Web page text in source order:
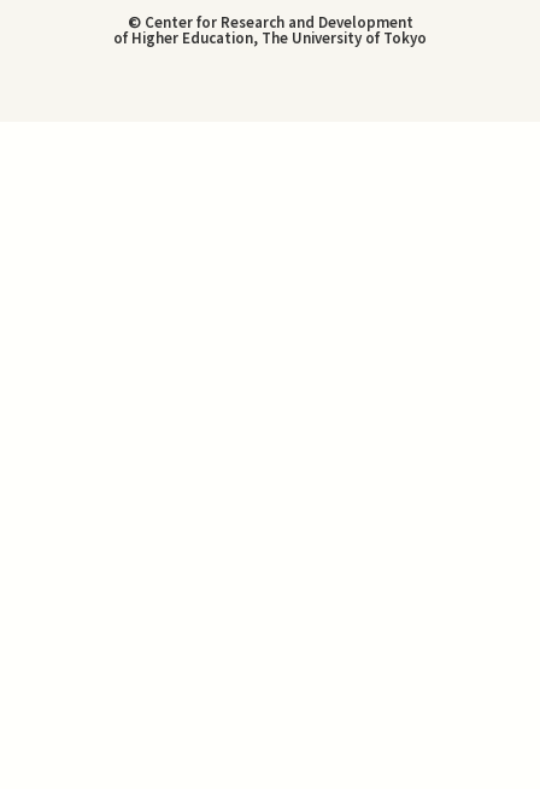
© Center for Research and Development
of Higher Education, The University of Tokyo